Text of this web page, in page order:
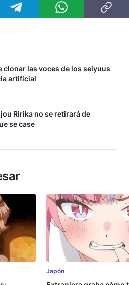
clonar las voces de los seiyuus
artificial
Ririka no se retirará de
se case
Japón